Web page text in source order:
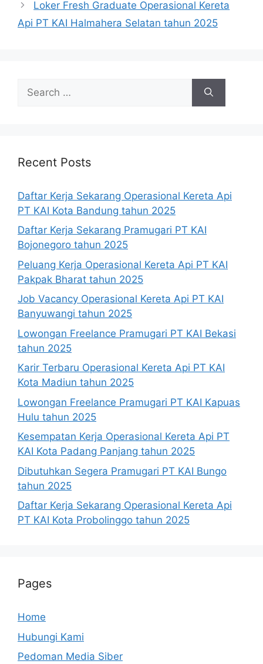
Loker Fresh Graduate Operasional Kereta
Api PT KAI Halmahera Selatan tahun 2025
for:
Recent Posts
Daftar Kerja Sekarang Operasional Kereta Api
PT KAI Kota Bandung tahun 2025
Daftar Kerja Sekarang Pramugari PT KAI
Bojonegoro tahun 2025
Peluang Kerja Operasional Kereta Api PT KAI
Pakpak Bharat tahun 2025
Job Vacancy Operasional Kereta Api PT KAI
Banyuwangi tahun 2025
Lowongan Freelance Pramugari PT KAI Bekasi
tahun 2025
Karir Terbaru Operasional Kereta Api PT KAI
Kota Madiun tahun 2025
Lowongan Freelance Pramugari PT KAI Kapuas
Hulu tahun 2025
Kesempatan Kerja Operasional Kereta Api PT
KAI Kota Padang Panjang tahun 2025
Dibutuhkan Segera Pramugari PT KAI Bungo
tahun 2025
Daftar Kerja Sekarang Operasional Kereta Api
PT KAI Kota Probolinggo tahun 2025
Pages
Home
Hubungi Kami
Pedoman Media Siber